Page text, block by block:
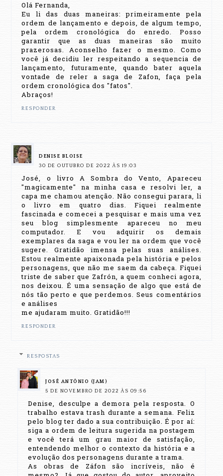
Olá Fernanda,
Eu li das duas maneiras: primeiramente pela
ordem de lançamento e depois, de algum tempo,
pela ordem cronológica do enredo. Posso
garantir que as duas maneiras são muito
prazerosas. Aconselho fazer o mesmo. Como
você já decidiu ler respeitando a sequencia de
lançamento, futuramente, quando bater aquela
vontade de reler a saga de Zafon, faça pela
ordem cronológica dos "fatos".
Abraços!
RESPONDER
DENISE BLOISE
30 DE OUTUBRO DE 2022 ÀS 19:03
José, o livro A Sombra do Vento, Apareceu
"magicamente" na minha casa e resolvi ler, a
capa me chamou atenção. Não consegui parara, li
o livro em quatro dias. Fiquei realmente
fascinada e comecei a pesquisar e mais uma vez
seu blog simplesmente apareceu no meu
computador. E vou adquirir os demais
exemplares da saga e vou ler na ordem que você
sugere. Gratidão imensa pelas suas análises.
Estou realmente apaixonada pela história e pelos
personagens, que não me saem da cabeça. Fiquei
triste de saber que Zafrón, a quem conheci agora,
nos deixou. É uma sensação de algo que está de
nós tão perto e que perdemos. Seus comentários
e análises
me ajudaram muito. Gratidão!!!
RESPONDER
RESPOSTAS
JOSÉ ANTÔNIO (JAM)
5 DE NOVEMBRO DE 2022 ÀS 09:56
Denise, desculpe a demora pela resposta. O
trabalho estava trash durante a semana. Feliz
pelo blog ter dado a sua contribuição. É por aí:
siga a ordem de leitura sugerida na postagem
e você terá um grau maior de satisfação,
entendendo melhor o contexto da história e a
evolução dos personagens durante a trama.
As obras de Záfon são incríveis, não é